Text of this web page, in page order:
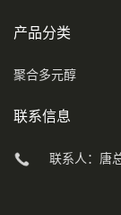
产品分类
聚合多元醇
联系信息
联系人：唐